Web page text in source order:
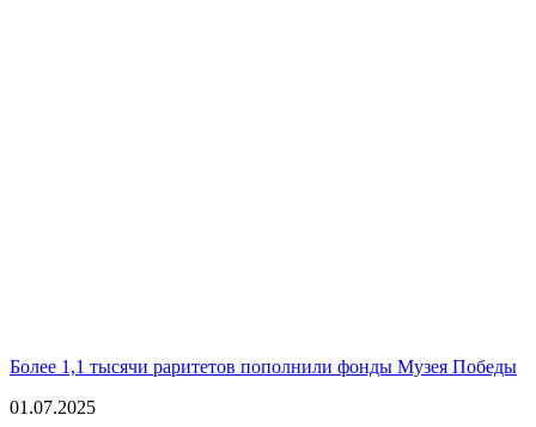
Более 1,1 тысячи раритетов пополнили фонды Музея Победы
01.07.2025